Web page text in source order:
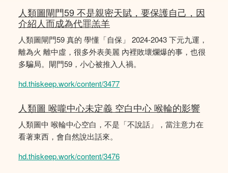
人類圖閘門59 不是親密天賦，要保護自己，因
介紹人而成為代罪羔羊
人類圖閘門59 真的 學懂「自保」 2024-2043 下元九運，
離為火 離中虛，很多外表美麗 內裡敗壞爛爆的事，也很
多騙局。閘門59，小心被推入人禍。
hd.thiskeep.work/content/3477
人類圖 喉嚨中心未定義 空白中心 喉輪的影響
人類圖中 喉輪中心空白，不是「不說話」，當注意力在
看著東西，會自然說出話來。
hd.thiskeep.work/content/3476